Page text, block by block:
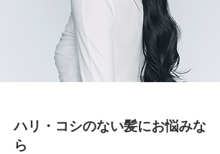
ハリ・コシのない髪にお悩みな
ら